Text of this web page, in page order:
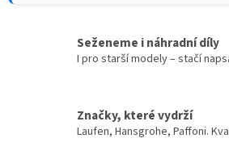
Seženeme i náhradní díly
I pro starší modely – stačí
Značky, které vydrží
Laufen, Hansgrohe, Paffoni.